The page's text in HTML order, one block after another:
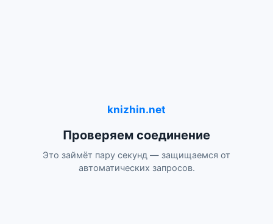
knizhin.net
Проверяем соединение
Это займёт пару секунд — защищаемся от
автоматических запросов.